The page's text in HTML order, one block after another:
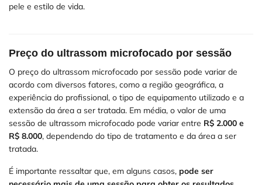
pele e estilo de vida.
Preço do ultrassom microfocado por sessão
O preço do ultrassom microfocado por sessão pode variar de
acordo com diversos fatores, como a região geográfica, a
experiência do profissional, o tipo de equipamento utilizado e a
extensão da área a ser tratada. Em média, o valor de uma
sessão de ultrassom microfocado pode variar entre R$ 2.000 e
R$ 8.000, dependendo do tipo de tratamento e da área a ser
tratada.
É importante ressaltar que, em alguns casos, pode ser